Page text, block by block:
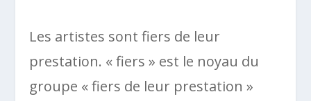
Les artistes sont fiers de leur
prestation. « fiers » est le noyau du
groupe « fiers de leur prestation »